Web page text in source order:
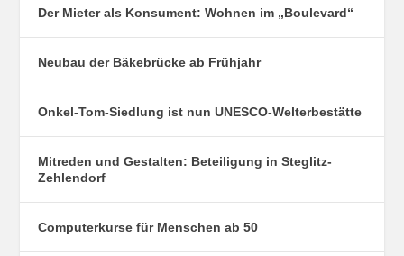
Der Mieter als Konsument: Wohnen im „Boulevard“
Neubau der Bäkebrücke ab Frühjahr
Onkel-Tom-Siedlung ist nun UNESCO-Welterbestätte
Mitreden und Gestalten: Beteiligung in Steglitz-
Zehlendorf
Computerkurse für Menschen ab 50